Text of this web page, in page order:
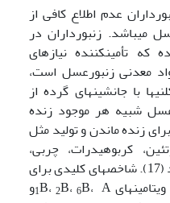
عدم اطلاع کافی از
می­باشد. زنبورداران در
تأمین­کننده نیازهای
معدنی زنبورعسل است،
با جانشین­های گرده از
شبیه هر موجود زنده
زنده ماندن و تولید مثل
کربوهیدرات، چربی،
ویتامین­، مواد معدنی و آب می­باشد (17). شاخص­های کلیدی برای
1B،2B،6
B، Aو